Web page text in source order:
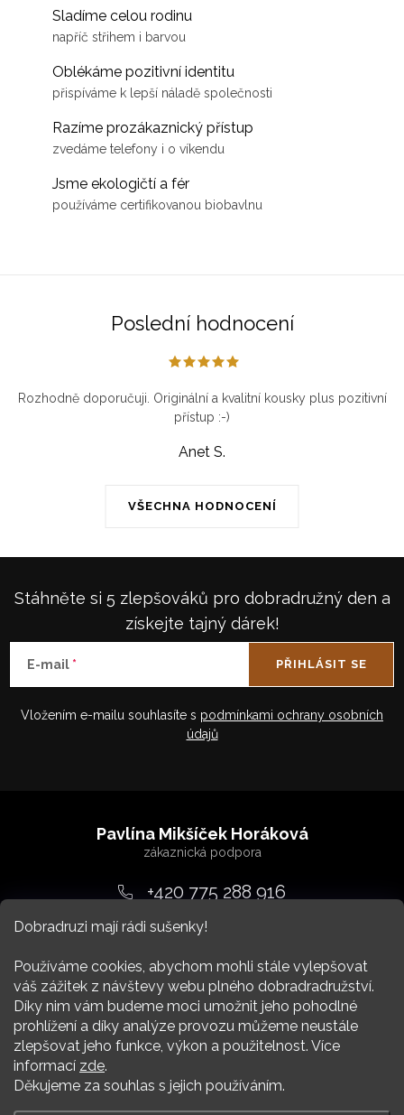
Dobradruzi mají rádi sušenky!
Používáme cookies, abychom mohli stále vylepšovat
váš zážitek z návštevy webu plného dobradradružství.
Díky nim vám budeme moci umožnit jeho pohodlné
prohlížení a díky analýze provozu můžeme neustále
zlepšovat jeho funkce, výkon a použitelnost. Více
informací zde.
Děkujeme za souhlas s jejich používáním.
Sladíme celou rodinu
napříč střihem i barvou
Oblékáme pozitivní identitu
přispíváme k lepší náladě společnosti
Razíme prozákaznický přístup
zvedáme telefony i o víkendu
Jsme ekologičtí a fér
používáme certifikovanou biobavlnu
Poslední hodnocení
VŠECHNA HODNOCENÍ
Rozhodně doporučuji. Originální a kvalitní kousky plus pozitivní
přístup :-)
Anet S.
Stáhněte si 5 zlepšováků pro dobradružný den a
získejte tajný dárek!
E-mail
Vložením e-mailu souhlasíte s podmínkami ochrany osobních
údajů
PŘIHLÁSIT SE
a
Nákup
Více Dobradruha
Pavlína Mikšíček Horáková
+420 775 288 916
srdcem@dobradruh.cz